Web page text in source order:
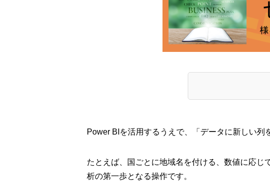
Power BIを活用するうえで、「データに新しい列
たとえば、国ごとに地域名を付ける、数値に応
析の第一歩となる操作です。